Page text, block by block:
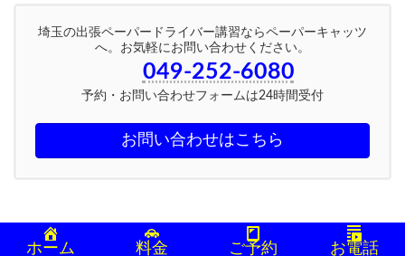
埼玉の出張ペーパードライバー講習ならペーパーキャッツ
へ。お気軽にお問い合わせください。
049-252-6080
予約・お問い合わせフォームは24時間受付
お問い合わせはこちら
ホーム 料金 ご予約 お電話